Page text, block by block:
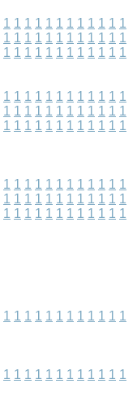
1 1 1 1 1 1 1 1 1 1 1 1
1 1 1 1 1 1 1 1 1 1 1 1
1 1 1 1 1 1 1 1 1 1 1 1
1 1 1 1 1 1 1 1 1 1 1 1
1 1 1 1 1 1 1 1 1 1 1 1
1 1 1 1 1 1 1 1 1 1 1 1
1 1 1 1 1 1 1 1 1 1 1 1
1 1 1 1 1 1 1 1 1 1 1 1
1 1 1 1 1 1 1 1 1 1 1 1
1 1 1 1 1 1 1 1 1 1 1 1
1 1 1 1 1 1 1 1 1 1 1 1